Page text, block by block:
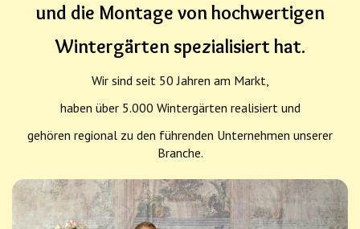
und die Montage von hochwertigen
Wintergärten spezialisiert hat.
Wir sind seit 50 Jahren am Markt,
haben über 5.000 Wintergärten realisiert und
gehören regional zu den führenden Unternehmen unserer
Branche.